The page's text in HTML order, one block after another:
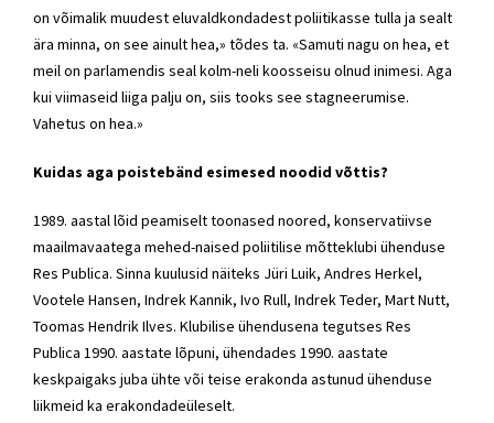
on võimalik muudest eluvaldkondadest poliitikasse tulla ja sealt
ära minna, on see ainult hea,» tõdes ta. «Samuti nagu on hea, et
meil on parlamendis seal kolm-neli koosseisu olnud inimesi. Aga
kui viimaseid liiga palju on, siis tooks see stagneerumise.
Vahetus on hea.»
Kuidas aga poistebänd esimesed noodid võttis?
1989. aastal lõid peamiselt toonased noored, konservatiivse
maailmavaatega mehed-naised poliitilise mõtteklubi ühenduse
Res Publica. Sinna kuulusid näiteks Jüri Luik, Andres Herkel,
Vootele Hansen, Indrek Kannik, Ivo Rull, Indrek Teder, Mart Nutt,
Toomas Hendrik Ilves. Klubilise ühendusena tegutses Res
Publica 1990. aastate lõpuni, ühendades 1990. aastate
keskpaigaks juba ühte või teise erakonda astunud ühenduse
liikmeid ka erakondadeüleselt.